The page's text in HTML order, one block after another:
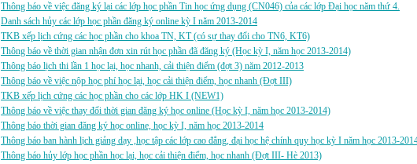
Thông báo về việc đăng ký lại các lớp học phần Tin học ứng dụng (CN046) của các lớp Đại học năm thứ 4.
Danh sách hủy các lớp học phần đăng ký online kỳ I năm 2013-2014
TKB xếp lịch cứng các học phần cho khoa TN, KT (có sự thay đổi cho TN6, KT6)
Thông báo về thời gian nhận đơn xin rút học phần đã đăng ký (Học kỳ I, năm học 2013-2014)
Thông báo lịch thi lần 1 học lại, học nhanh, cải thiện điểm (đợt 3) năm 2012-2013
Thông báo về việc nộp học phí học lại, học cải thiện điểm, học nhanh (Đợt III)
TKB xếp lịch cứng các học phần cho các lớp HK I (NEW1)
Thông báo về việc thay đổi thời gian đăng ký học online (Học kỳ I, năm học 2013-2014)
Thông báo thời gian đăng ký học online, học kỳ I, năm học 2013-2014
Thông báo ban hành lịch giảng dạy ,học tập các lớp cao đẳng, đại học hệ chính quy học kỳ I năm học 2013-
Thông báo hủy lớp học phần học lại, học cải thiện điểm, học nhanh (Đợt III- Hè 2013)